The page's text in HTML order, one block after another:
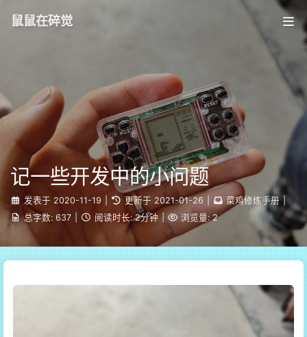
鼠鼠在碎觉
记一些开发中的小问题
发表于 2020-11-19 更新于 2021-01-26 菜鸡修炼手册 |
总字数: 637 阅读时长: 2分钟 浏览量: 2